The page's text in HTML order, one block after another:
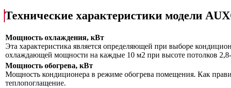
Технические характеристики модели
Мощность охлаждения, кВт
Эта характеристика является определяющей при выборе
охлаждающей мощности на каждые 10 м2 при высоте потолков
Мощность обогрева, кВт
Мощность кондиционера в режиме обогрева помещения. Как
теплопоглащение.